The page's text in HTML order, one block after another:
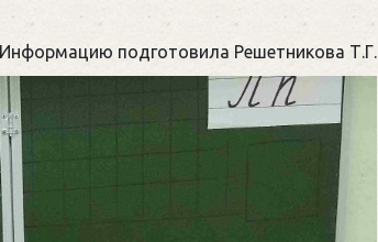
Информацию подготовила Решетникова Т.Г.